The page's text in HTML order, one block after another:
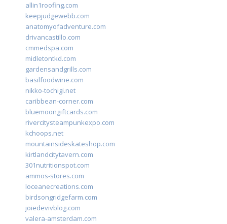
allin1roofing.com
keepjudgewebb.com
anatomyofadventure.com
drivancastillo.com
cmmedspa.com
midletontkd.com
gardensandgrills.com
basilfoodwine.com
nikko-tochigi.net
caribbean-corner.com
bluemoongiftcards.com
rivercitysteampunkexpo.com
kchoops.net
mountainsideskateshop.com
kirtlandcitytavern.com
301nutritionspot.com
ammos-stores.com
loceanecreations.com
birdsongridgefarm.com
joiedevivblog.com
valera-amsterdam.com